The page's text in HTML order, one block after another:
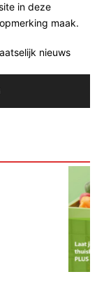
in deze
maak.
nieuws